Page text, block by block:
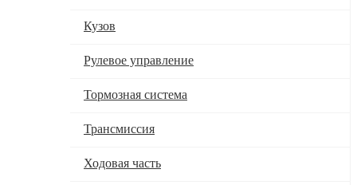
Кузов
Рулевое управление
Тормозная система
Трансмиссия
Ходовая часть